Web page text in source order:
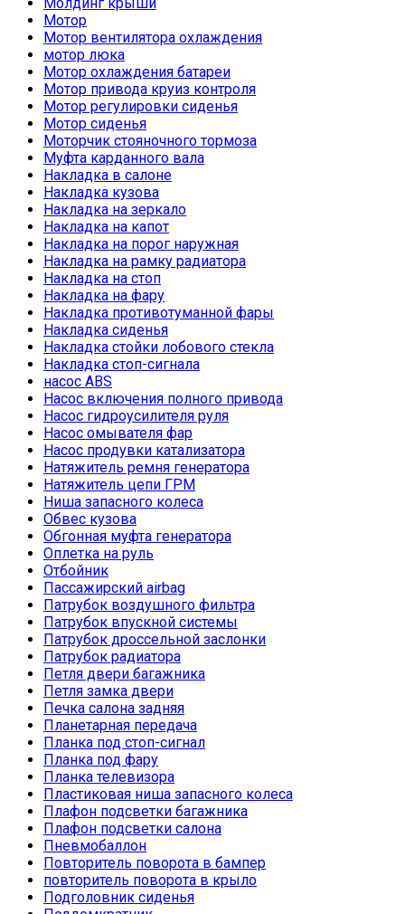
Мотор
Мотор вентилятора охлаждения
мотор люка
Мотор охлаждения батареи
Мотор привода круиз контроля
Мотор регулировки сиденья
Мотор сиденья
Моторчик стояночного тормоза
Муфта карданного вала
Накладка в салоне
Накладка кузова
Накладка на зеркало
Накладка на капот
Накладка на порог наружная
Накладка на рамку радиатора
Накладка на стоп
Накладка на фару
Накладка противотуманной фары
Накладка сиденья
Накладка стойки лобового стекла
Накладка стоп-сигнала
насос ABS
Насос включения полного привода
Насос гидроусилителя руля
Насос омывателя фар
Насос продувки катализатора
Натяжитель ремня генератора
Натяжитель цепи ГРМ
Ниша запасного колеса
Обвес кузова
Обгонная муфта генератора
Оплетка на руль
Отбойник
Пассажирский airbag
Патрубок воздушного фильтра
Патрубок впускной системы
Патрубок дроссельной заслонки
Патрубок радиатора
Петля двери багажника
Петля замка двери
Печка салона задняя
Планетарная передача
Планка под стоп-сигнал
Планка под фару
Планка телевизора
Пластиковая ниша запасного колеса
Плафон подсветки багажника
Плафон подсветки салона
Пневмобаллон
Повторитель поворота в бампер
повторитель поворота в крыло
Подголовник сиденья